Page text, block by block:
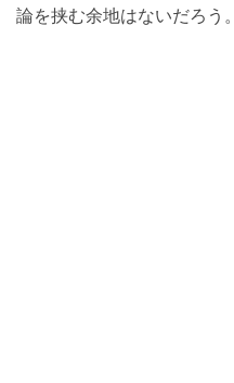
論を挟む余地はないだろう。